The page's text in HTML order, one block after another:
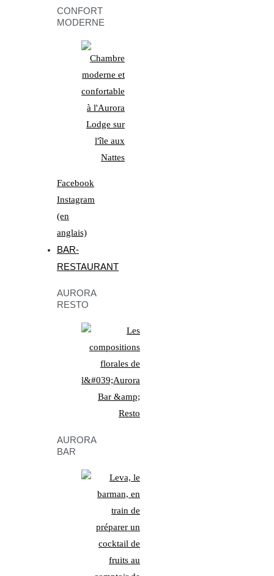
CONFORT
MODERNE
Facebook
Instagram
(en
anglais)
BAR-
RESTAURANT
AURORA
RESTO
AURORA
BAR